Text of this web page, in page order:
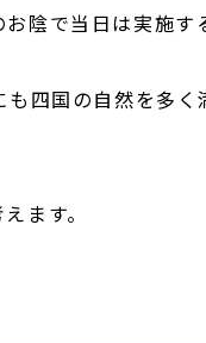
陰で当日は実施す
四国の自然を多
ます。